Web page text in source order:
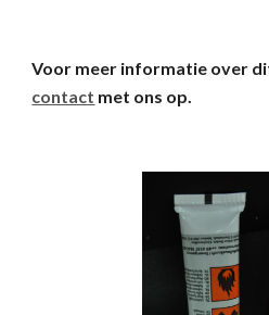
Voor meer informatie over
contact met ons op.